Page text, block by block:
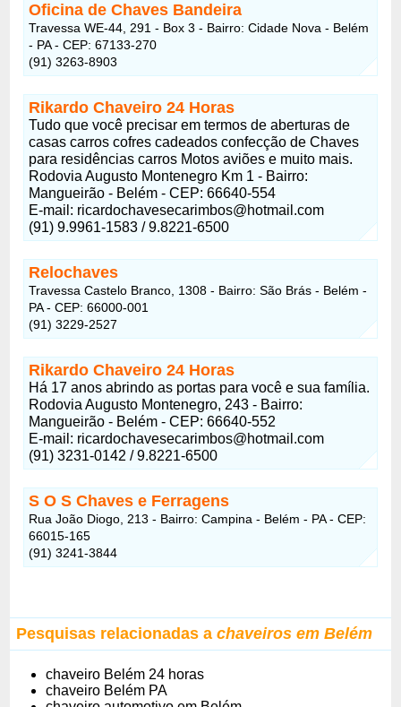
Oficina de Chaves Bandeira
Travessa WE-44, 291 - Box 3 - Bairro: Cidade Nova - Belém
- PA - CEP: 67133-270
(91) 3263-8903
Rikardo Chaveiro 24 Horas
Tudo que você precisar em termos de aberturas de
casas carros cofres cadeados confecção de Chaves
para residências carros Motos aviões e muito mais.
Rodovia Augusto Montenegro Km 1 - Bairro:
Mangueirão - Belém - CEP: 66640-554
E-mail: ricardochavesecarimbos@hotmail.com
(91) 9.9961-1583 / 9.8221-6500
Relochaves
Travessa Castelo Branco, 1308 - Bairro: São Brás - Belém -
PA - CEP: 66000-001
(91) 3229-2527
Rikardo Chaveiro 24 Horas
Há 17 anos abrindo as portas para você e sua família.
Rodovia Augusto Montenegro, 243 - Bairro:
Mangueirão - Belém - CEP: 66640-552
E-mail: ricardochavesecarimbos@hotmail.com
(91) 3231-0142 / 9.8221-6500
S O S Chaves e Ferragens
Rua João Diogo, 213 - Bairro: Campina - Belém - PA - CEP:
66015-165
(91) 3241-3844
Pesquisas relacionadas achaveiros em Belém
chaveiro Belém 24 horas
chaveiro Belém PA